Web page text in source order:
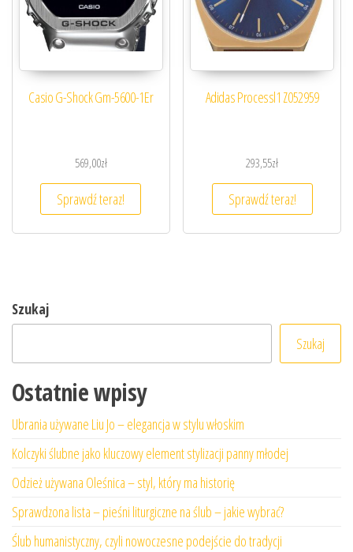
Casio G-Shock Gm-5600-1Er
569,00zł
Sprawdź teraz!
Adidas Processl1 Z052959
293,55zł
Sprawdź teraz!
Szukaj
Szukaj
Ostatnie wpisy
Ubrania używane Liu Jo – elegancja w stylu włoskim
Kolczyki ślubne jako kluczowy element stylizacji panny młodej
Odzież używana Oleśnica – styl, który ma historię
Sprawdzona lista – pieśni liturgiczne na ślub – jakie wybrać?
Ślub humanistyczny, czyli nowoczesne podejście do tradycji